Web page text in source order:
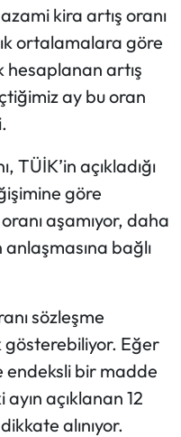
kira artış oranı
ortalamalara göre
hesaplanan artış
ay bu oran
TÜİK’in açıkladığı
göre
aşamıyor, daha
bağlı
sözleşme
gösterebiliyor. Eğer
endeksli bir madde
açıklanan 12
alınıyor.